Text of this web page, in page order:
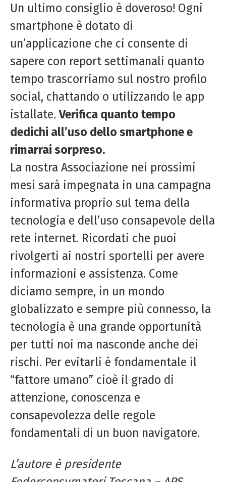
Un ultimo consiglio è doveroso! Ogni
smartphone è dotato di
un’applicazione che ci consente di
sapere con report settimanali quanto
tempo trascorriamo sul nostro profilo
social, chattando o utilizzando le app
istallate.Verifica quanto tempo
dedichi all’uso dello smartphone e
rimarrai sorpreso.
La nostra Associazione nei prossimi
mesi sarà impegnata in una campagna
informativa proprio sul tema della
tecnologia e dell’uso consapevole della
rete internet. Ricordati che puoi
rivolgerti ai nostri sportelli per avere
informazioni e assistenza. Come
diciamo sempre, in un mondo
globalizzato e sempre più connesso, la
tecnologia è una grande opportunità
per tutti noi ma nasconde anche dei
rischi. Per evitarli è fondamentale il
“fattore umano” cioè il grado di
attenzione, conoscenza e
consapevolezza delle regole
fondamentali di un buon navigatore.
L’autore è presidente